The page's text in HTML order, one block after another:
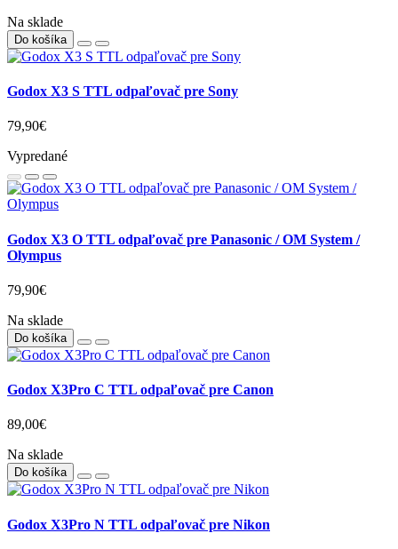
Na sklade
Do košíka
Godox X3 S TTL odpaľovač pre Sony
79,90€
Vypredané
Godox X3 O TTL odpaľovač pre Panasonic / OM System /
Olympus
79,90€
Na sklade
Do košíka
Godox X3Pro C TTL odpaľovač pre Canon
89,00€
Na sklade
Do košíka
Godox X3Pro N TTL odpaľovač pre Nikon